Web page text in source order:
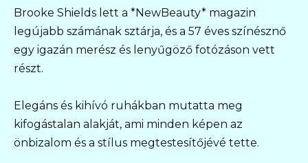
Brooke Shields lett a *NewBeauty* magazin
legújabb számának sztárja, és a 57 éves színésznő
egy igazán merész és lenyűgöző fotózáson vett
részt.
Elegáns és kihívó ruhákban mutatta meg
kifogástalan alakját, ami minden képen az
önbizalom és a stílus megtestesítőjévé tette.